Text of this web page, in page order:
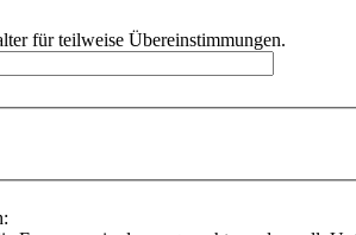
für teilweise Übereinstimmungen.